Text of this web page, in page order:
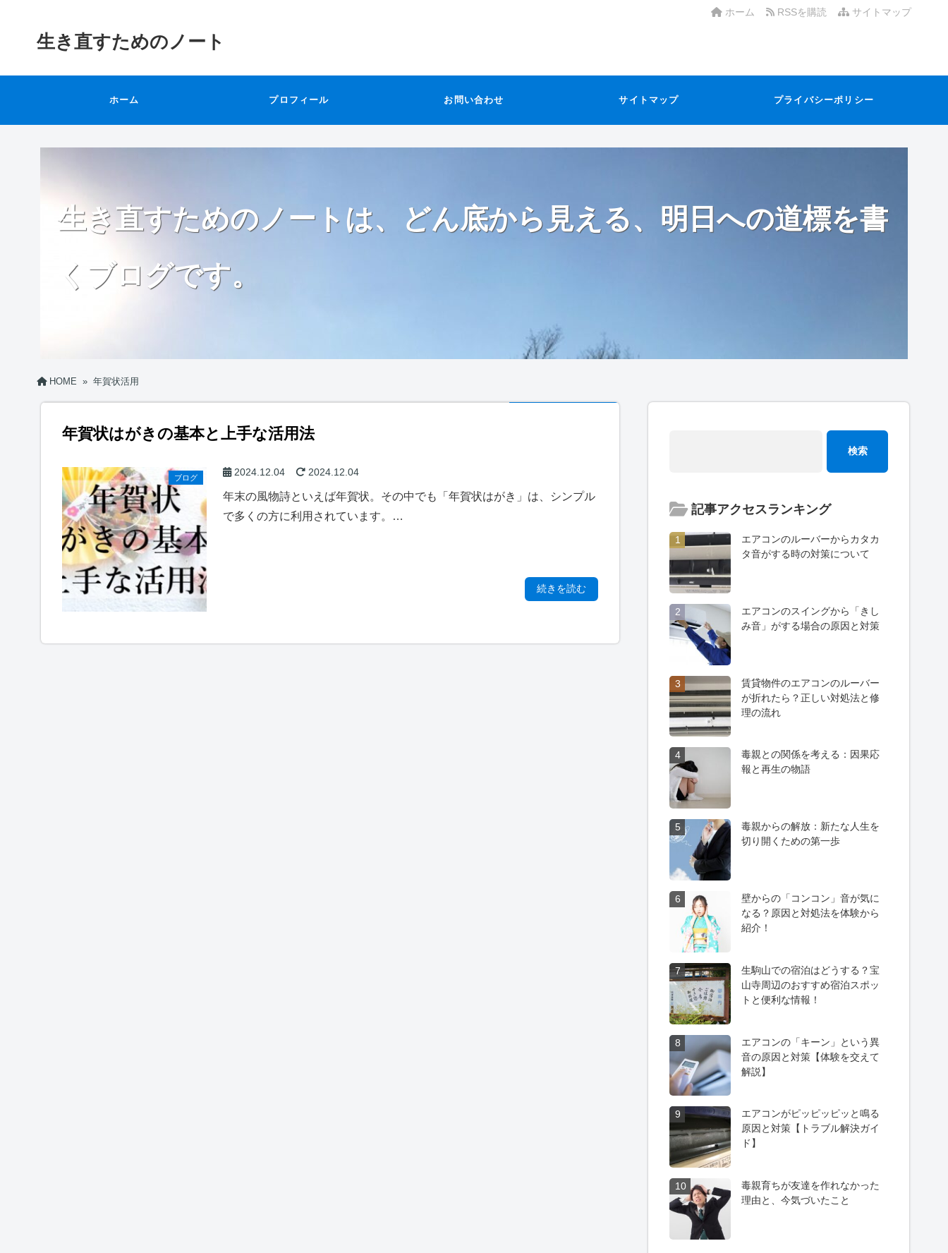
サイトマップ
RSSを購読
ホーム
生き直すためのノート
ホーム プロフィール お問い合わせ サイトマップ プライバシーポリシー
生き直すためのノートは、どん底から見える、明日への道標を書
くブログです。
HOME » 年賀状活用
年賀状はがきの基本と上手な活用法
ブログ 2024.12.04 2024.12.04
年末の風物詩といえば年賀状。その中でも「年賀状はがき」は、シンプル
で多くの方に利用されています。…
続きを読む
記事アクセスランキング
1
エアコンのルーバーからカタカ
タ音がする時の対策について
2
エアコンのスイングから「きし
み音」がする場合の原因と対策
3
賃貸物件のエアコンのルーバー
が折れたら？正しい対処法と修
理の流れ
4
毒親との関係を考える：因果応
報と再生の物語
5
毒親からの解放：新たな人生を
切り開くための第一歩
6
壁からの「コンコン」音が気に
なる？原因と対処法を体験から
紹介！
7
生駒山での宿泊はどうする？宝
山寺周辺のおすすめ宿泊スポッ
トと便利な情報！
8
エアコンの「キーン」という異
音の原因と対策【体験を交えて
解説】
9
エアコンがピッピッピッと鳴る
原因と対策【トラブル解決ガイ
ド】
10
毒親育ちが友達を作れなかった
理由と、今気づいたこと